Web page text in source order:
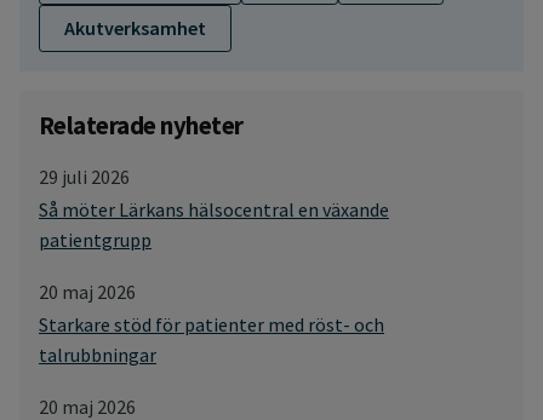
Akutverksamhet
Relaterade nyheter
29 juli 2026
Så möter Lärkans hälsocentral en växande
patientgrupp
20 maj 2026
Starkare stöd för patienter med röst- och
talrubbningar
20 maj 2026